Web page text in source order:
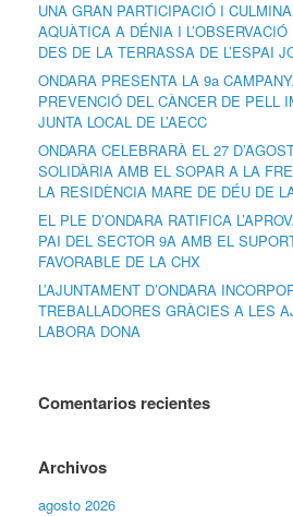
UNA GRAN PARTICIPACIÓ I
AQUÀTICA A DÉNIA I
DES DE LA TERRASSA DE L’ESPAI
ONDARA PRESENTA LA 9a
PREVENCIÓ DEL CÀNCER DE PELL
JUNTA LOCAL DE L’AECC
ONDARA CELEBRARÀ EL 27
SOLIDÀRIA AMB EL SOPAR A LA
LA RESIDÈNCIA MARE DE DÉU DE
EL PLE D’ONDARA RATIFICA
PAI DEL SECTOR 9A AMB EL
FAVORABLE DE LA CHX
L’AJUNTAMENT D’ONDARA
TREBALLADORES GRÀCIES A LES
LABORA DONA
Comentarios recientes
Archivos
agosto 2026